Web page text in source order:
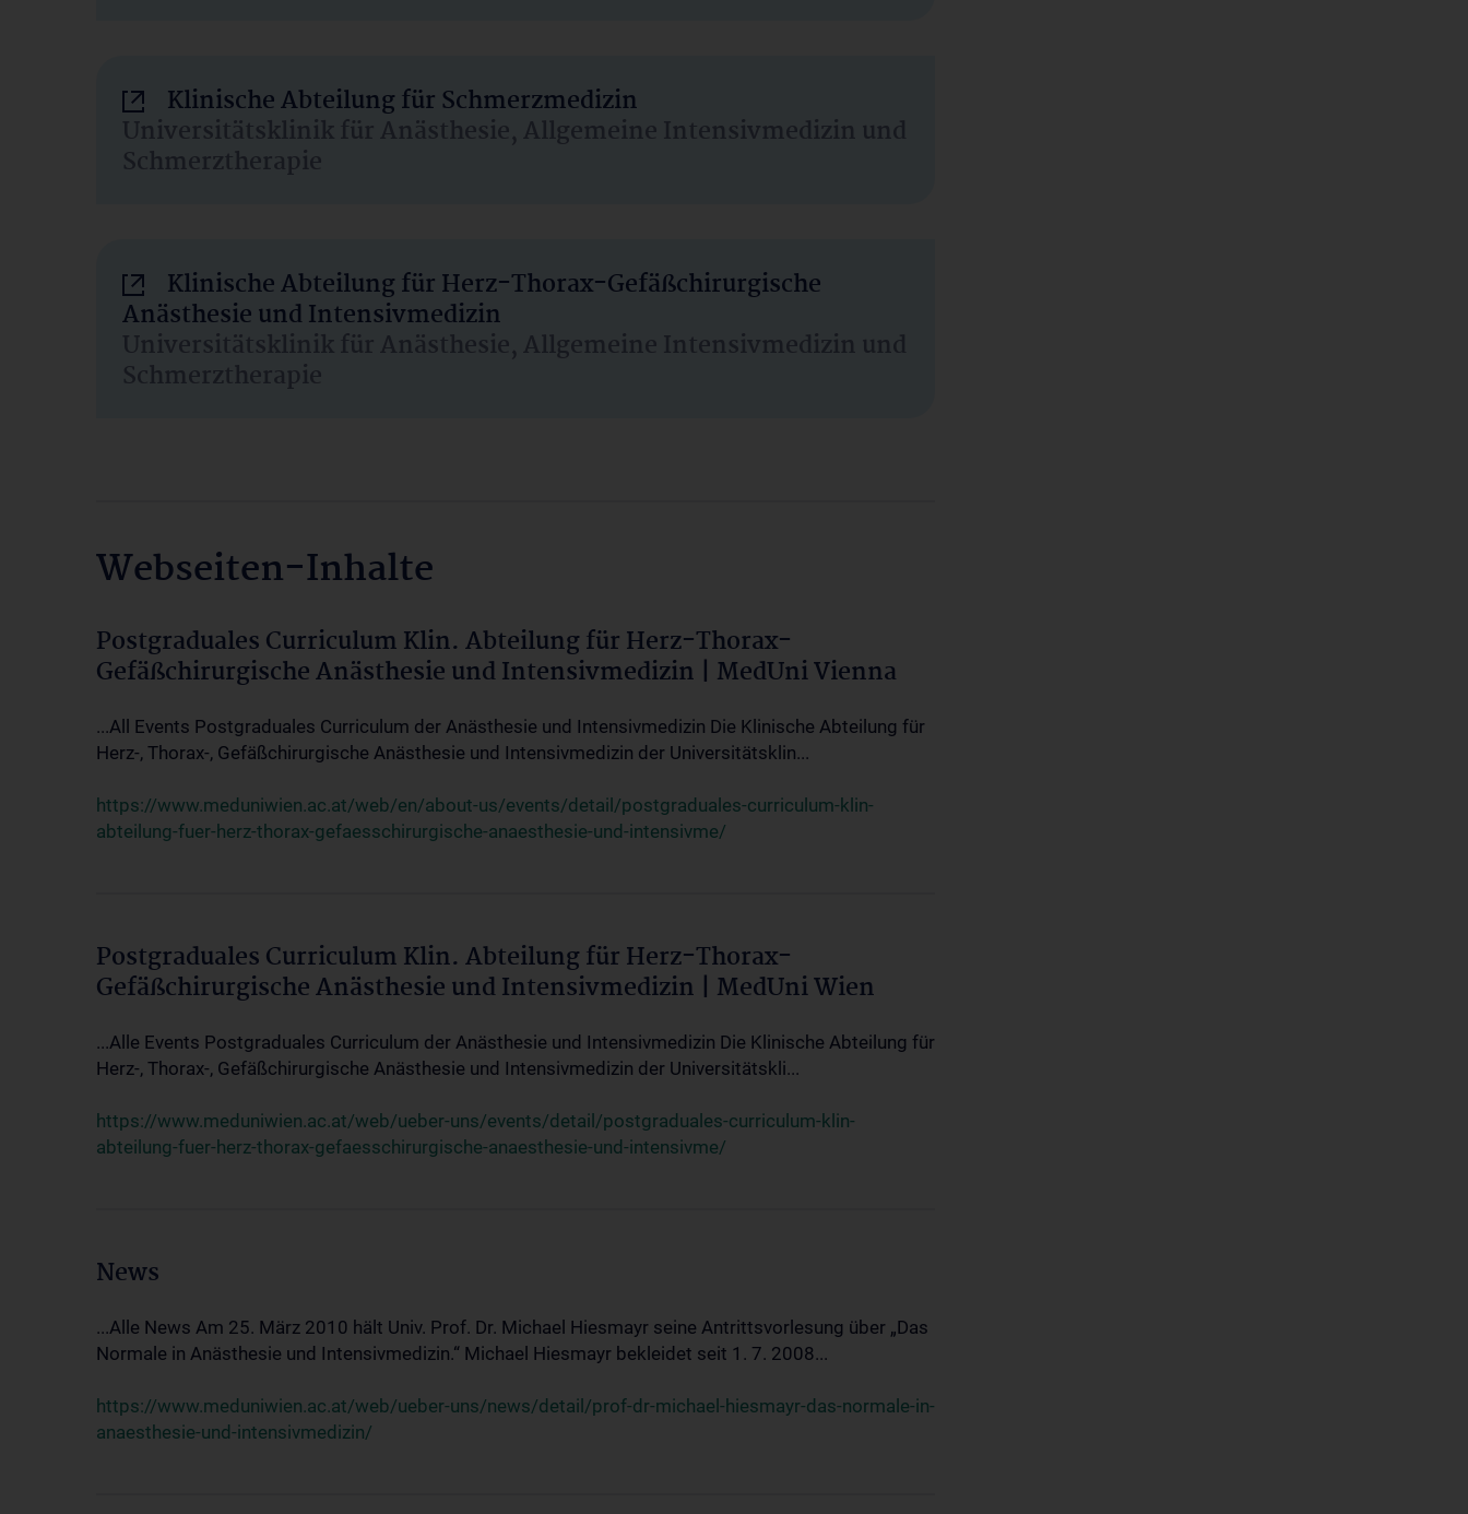
Klinische Abteilung für Schmerzmedizin
Universitätsklinik für Anästhesie, Allgemeine Intensivmedizin und
Schmerztherapie
Klinische Abteilung für Herz-Thorax-Gefäßchirurgische
Anästhesie und Intensivmedizin
Universitätsklinik für Anästhesie, Allgemeine Intensivmedizin und
Schmerztherapie
Webseiten-Inhalte
Postgraduales Curriculum Klin. Abteilung für Herz-Thorax-
Gefäßchirurgische Anästhesie und Intensivmedizin | MedUni Vienna
...All Events Postgraduales Curriculum der Anästhesie und Intensivmedizin Die Klinische Abteilung für
Herz-, Thorax-, Gefäßchirurgische Anästhesie und Intensivmedizin der Universitätsklin...
https://www.meduniwien.ac.at/web/en/about-us/events/detail/postgraduales-curriculum-klin-
abteilung-fuer-herz-thorax-gefaesschirurgische-anaesthesie-und-intensivme/
Postgraduales Curriculum Klin. Abteilung für Herz-Thorax-
Gefäßchirurgische Anästhesie und Intensivmedizin | MedUni Wien
...Alle Events Postgraduales Curriculum der Anästhesie und Intensivmedizin Die Klinische Abteilung für
Herz-, Thorax-, Gefäßchirurgische Anästhesie und Intensivmedizin der Universitätskli...
https://www.meduniwien.ac.at/web/ueber-uns/events/detail/postgraduales-curriculum-klin-
abteilung-fuer-herz-thorax-gefaesschirurgische-anaesthesie-und-intensivme/
News
...Alle News Am 25. März 2010 hält Univ. Prof. Dr. Michael Hiesmayr seine Antrittsvorlesung über „Das
Normale in Anästhesie und Intensivmedizin.“ Michael Hiesmayr bekleidet seit 1. 7. 2008...
https://www.meduniwien.ac.at/web/ueber-uns/news/detail/prof-dr-michael-hiesmayr-das-normale-in-
anaesthesie-und-intensivmedizin/